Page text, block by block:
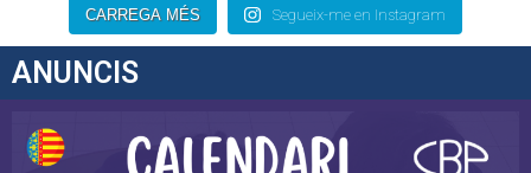
CARREGA MÉS Segueix-me en Instagram
ANUNCIS